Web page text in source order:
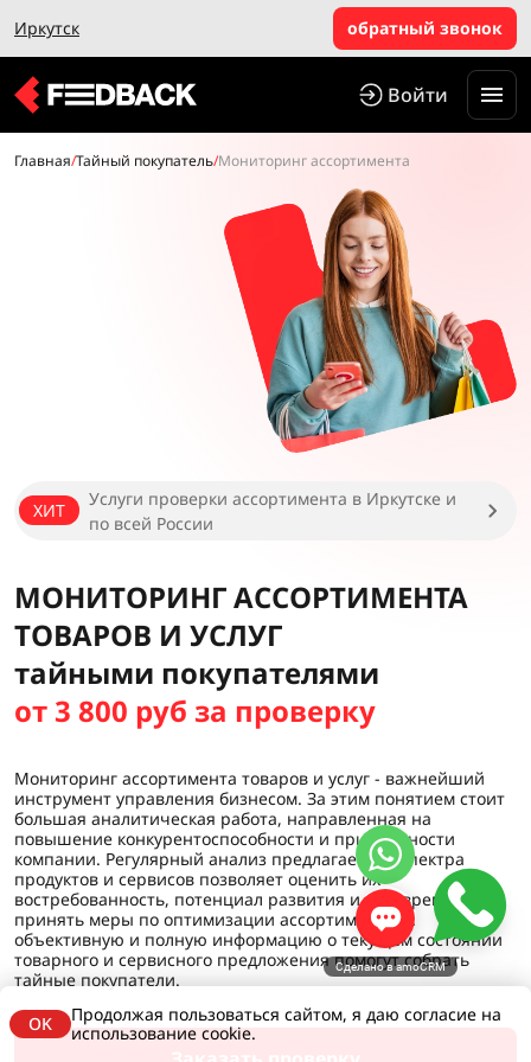
Иркутск обратный звонок
Войти
Главная/Тайный покупатель/Мониторинг ассортимента
ХИТ
Услуги проверки ассортимента в Иркутске и
по всей России
МОНИТОРИНГ АССОРТИМЕНТА
ТОВАРОВ И УСЛУГ
тайными покупателями
от 3 800 руб за проверку
Мониторинг ассортимента товаров и услуг - важнейший
инструмент управления бизнесом. За этим понятием стоит
большая аналитическая работа, направленная на
повышение конкурентоспособности и прибыльности
компании. Регулярный анализ предлагаемого спектра
продуктов и сервисов позволяет оценить их
востребованность, потенциал развития и своевременно
принять меры по оптимизации ассортимента. А
объективную и полную информацию о текущем состоянии
товарного и сервисного предложения помогут собрать
тайные покупатели.
OK
Продолжая пользоваться сайтом, я даю согласие на
использование cookie.
Сделано в amoCRM